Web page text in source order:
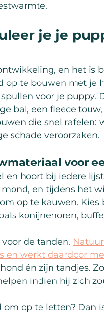
je je
en het is
op te bouwen met je
voor je puppy.
bal, een fleece
die snel rafelen:
schade veroorzaken.
voor
en hoort bij iedere
en tijdens het
op te kauwen. Kies
konijnenoren,
de tanden.
en werkt daardoor
én zijn tandjes.
indien hij zich
op te letten? Dan